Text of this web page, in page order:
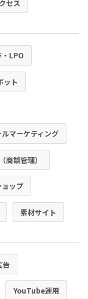
セス
・LPO
ット
ルマーケティング
商談管理）
ョップ
素材サイト
YouTube運用